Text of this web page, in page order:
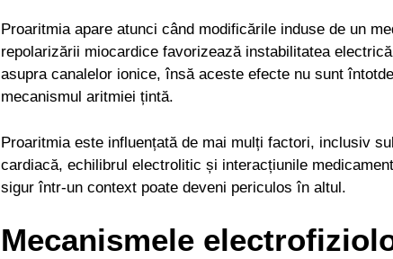
Proaritmia apare atunci când modificările induse de un
repolarizării miocardice favorizează instabilitatea
asupra canalelor ionice, însă aceste efecte nu sunt
mecanismul aritmiei țintă.
Proaritmia este influențată de mai mulți factori, inclusiv
cardiacă, echilibrul electrolitic și interacțiunile
sigur într-un context poate deveni periculos în altul.
Mecanismele